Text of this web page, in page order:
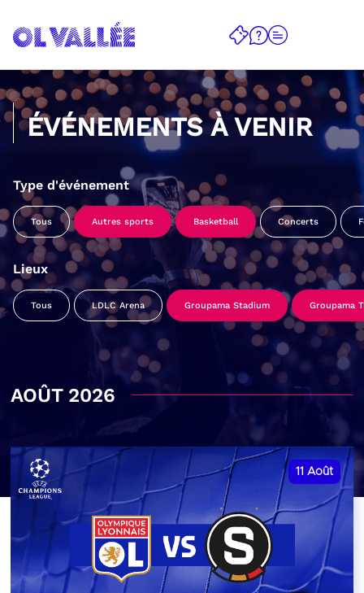
ÉVÉNEMENTS À VENIR
Type d'événement
Tous Autres sports Basketball Concerts
Lieux
Tous LDLC Arena Groupama Stadium Groupama
AOÛT 2026
11 Août